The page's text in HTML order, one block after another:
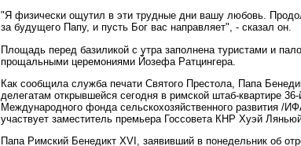
"Я физически ощутил в эти трудные дни вашу любовь.
за будущего Папу, и пусть Бог вас направляет", - сказал он.
Площадь перед базиликой с утра заполнена туристами и
прощальными церемониями Йозефа Ратцингера.
Как сообщила служба печати Святого Престола, Папа
делегатам открывшейся сегодня в римской штаб-квартире
Международного фонда сельскохозяйственного развития /
участвует заместитель премьера Госсовета КНР Хуэй
Папа Римский Бенедикт XVI, заявивший в понедельник об